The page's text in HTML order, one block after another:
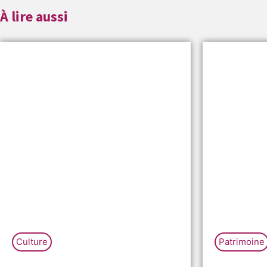
À lire aussi
Culture Patrimoine